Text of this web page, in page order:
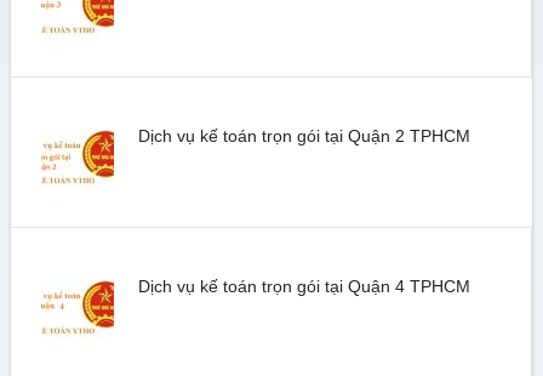
Dịch vụ kế toán trọn gói tại Quận 2 TPHCM
Dịch vụ kế toán trọn gói tại Quận 4 TPHCM